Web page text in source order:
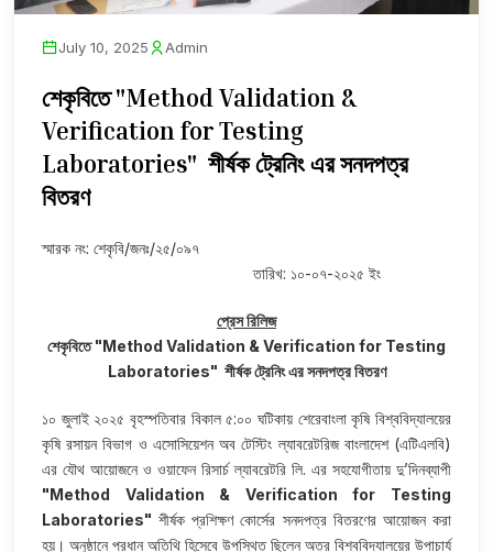
July 10, 2025 Admin
শেকৃবিতে "Method Validation &
Verification for Testing
Laboratories" শীর্ষক ট্রেনিং এর সনদপত্র
বিতরণ
স্মারক নং: শেকৃবি/জনঃ/২৫/০৯৭
তারিখ: ১০-০৭-২০২৫ ইং
প্রেস রিলিজ
শেকৃবিতে "Method Validation & Verification for Testing
Laboratories" শীর্ষক ট্রেনিং এর সনদপত্র বিতরণ
১০ জুলাই ২০২৫ বৃহস্পতিবার বিকাল ৫:০০ ঘটিকায় শেরেবাংলা কৃষি বিশ্ববিদ্যালয়ের
কৃষি রসায়ন বিভাগ ও এসোসিয়েশন অব টেস্টিং ল্যাবরেটরিজ বাংলাদেশ (এটিএলবি)
এর যৌথ আয়োজনে ও ওয়াফেন রিসার্চ ল্যাবরেটরি লি. এর সহযোগীতায় দু’দিনব্যাপী
"Method Validation & Verification for Testing
Laboratories" শীর্ষক প্রশিক্ষণ কোর্সের সনদপত্র বিতরণের আয়োজন করা
হয়। অনুষ্ঠানে প্রধান অতিথি হিসেবে উপস্থিত ছিলেন অত্র বিশ্ববিদ্যালয়ের উপাচার্য